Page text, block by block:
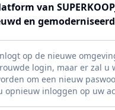
404
van
en
op de nieuwe
login, maar er zal u
om een nieuw
opnieuw inloggen op uw